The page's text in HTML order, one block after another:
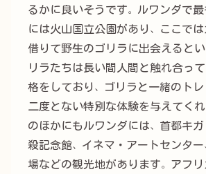
るかに良いそうです。ルワンダで
には火山国立公園があり、ここで
借りて野生のゴリラに出会えると
リラたちは長い間人間と触れ合っ
格をしており、ゴリラと一緒のト
二度とない特別な体験を与えてく
のほかにもルワンダには、首都キ
殺記念館、イネマ・アートセンタ
場などの観光地があります。アフ